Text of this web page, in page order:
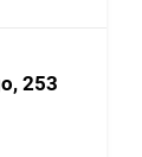
253